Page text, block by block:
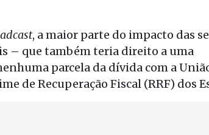
, a maior parte do impacto das
– que também teria direito a uma
parcela da dívida com a
de Recuperação Fiscal (RRF) dos